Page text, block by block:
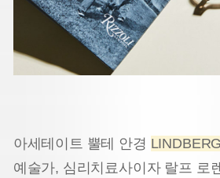
아세테이트 뿔테 안경 LINDBERG
예술가, 심리치료사이자 랄프 로